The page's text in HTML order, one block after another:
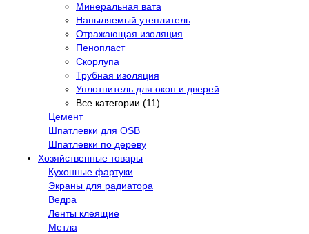
Минеральная вата
Напыляемый утеплитель
Отражающая изоляция
Пенопласт
Скорлупа
Трубная изоляция
Уплотнитель для окон и дверей
Все категории (11)
Цемент
Шпатлевки для OSB
Шпатлевки по дереву
Хозяйственные товары
Кухонные фартуки
Экраны для радиатора
Ведра
Ленты клеящие
Метла